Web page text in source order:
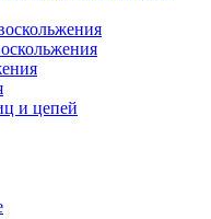
и цепей